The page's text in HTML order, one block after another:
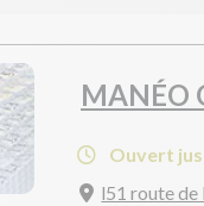
MANÉO
Ouvert
l51 route de